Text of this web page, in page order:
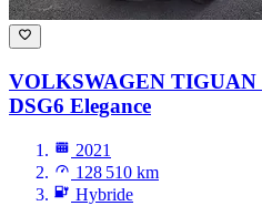
VOLKSWAGEN TIGUAN
DSG6 Elegance
2021
128 510 km
Hybride